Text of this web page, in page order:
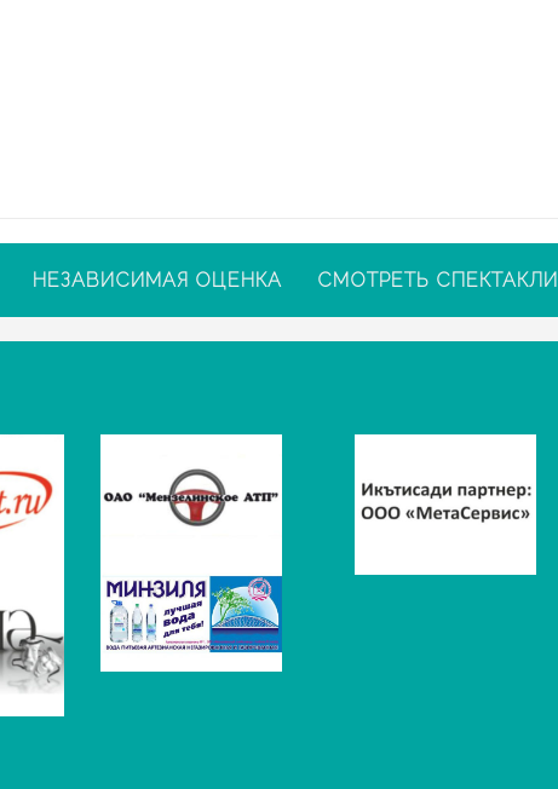
НЕЗАВИСИМАЯ ОЦЕНКА СМОТРЕТЬ СПЕКТАКЛИ